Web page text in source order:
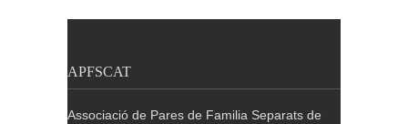
APFSCAT
Associació de Pares de Familia Separats de